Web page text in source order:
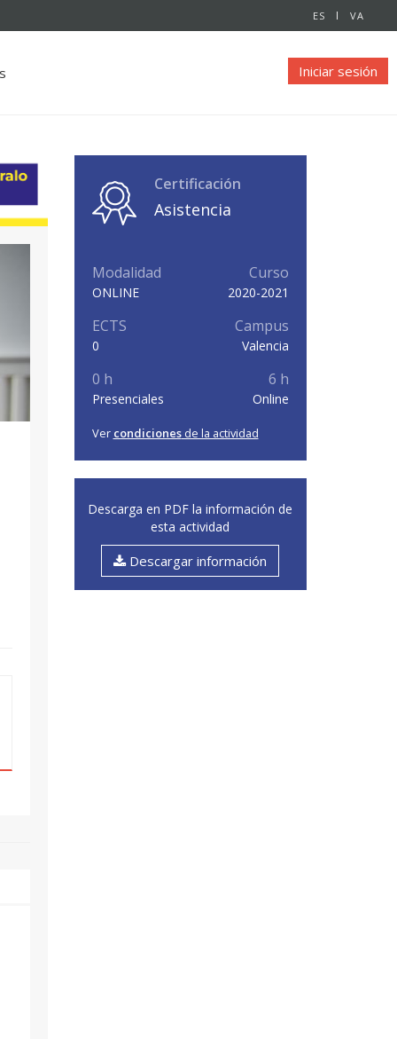
ES VA
Iniciar sesión
Certificación
Asistencia
Modalidad
ONLINE
Curso
2020-2021
ECTS
0
Campus
Valencia
0 h
Presenciales
6 h
Online
Ver condicionesde la actividad
Descarga en PDF la información de
esta actividad
Descargar información